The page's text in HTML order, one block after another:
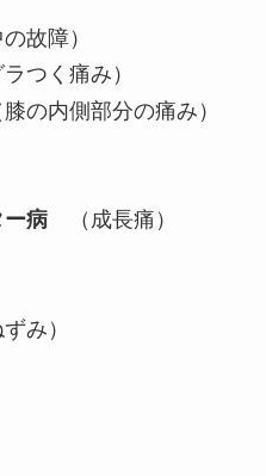
故障）
ラつく痛み）
膝の内側部分の痛み）
ー病
（成長痛）
み）